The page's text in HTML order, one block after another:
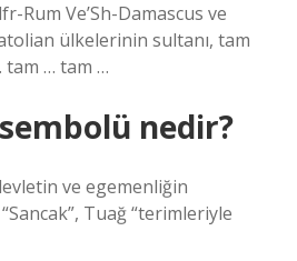
Rum Ve’Sh-Damascus ve
ülkelerinin sultanı, tam
… tam …
nedir?
ve egemenliğin
Tuağ “terimleriyle